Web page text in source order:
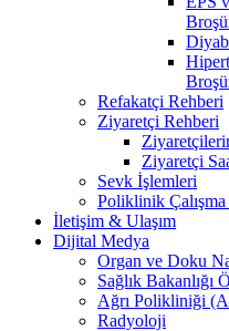
Refakatçi Rehberi
Ziyaretçi Rehberi
Ziyaretçi
Sevk İşlemleri
Poliklinik Çalışma
İletişim & Ulaşım
Dijital Medya
Organ ve Doku
Sağlık Bakanlığı
Ağrı Polikliniği
Radyoloji